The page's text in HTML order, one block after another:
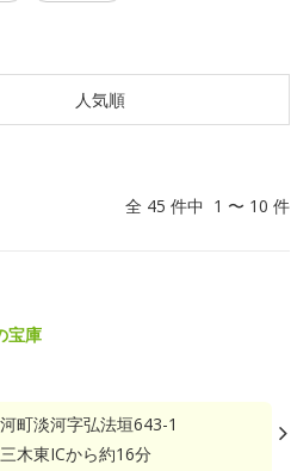
人気順
全 45 件中 1 〜 10 件
宝庫
町淡河字弘法垣643-1
木東ICから約16分